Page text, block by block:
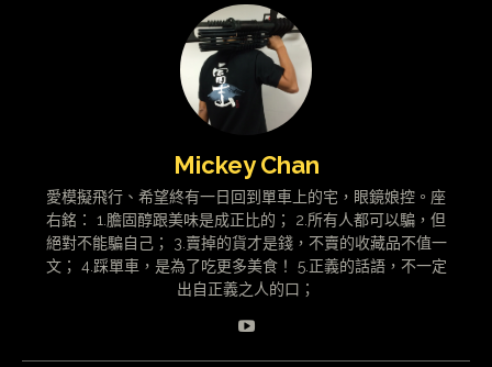
Mickey Chan
愛模擬飛行、希望終有一日回到單車上的宅，眼鏡娘控。座
右銘： 1.膽固醇跟美味是成正比的； 2.所有人都可以騙，但
絕對不能騙自己； 3.賣掉的貨才是錢，不賣的收藏品不值一
文； 4.踩單車，是為了吃更多美食！ 5.正義的話語，不一定
出自正義之人的口；